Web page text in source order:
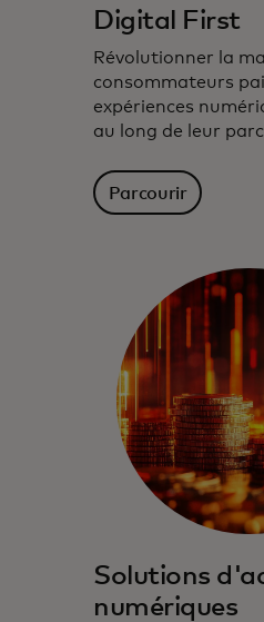
Digital First
Révolutionner la
consommateurs
expériences
au long de leur
Parcourir
Solutions
numériques